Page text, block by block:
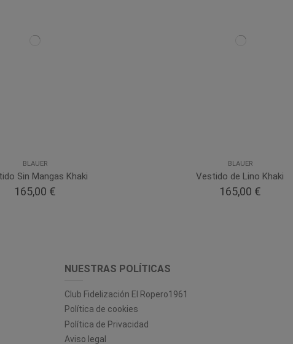
BLAUER
Sin Mangas Khaki
165,00 €
BLAUER
Vestido de Lino Khaki
165,00 €
NUESTRAS POLÍTICAS
Club Fidelización El Ropero1961
Política de cookies
Política de Privacidad
Aviso legal